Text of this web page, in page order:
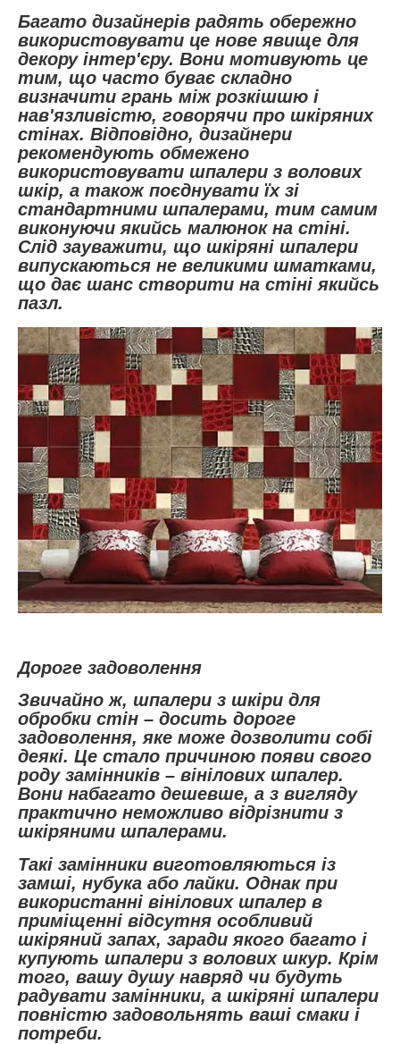
Багато дизайнерів радять обережно
використовувати це нове явище для
декору інтер'єру. Вони мотивують це
тим, що часто буває складно
визначити грань між розкішшю і
нав'язливістю, говорячи про шкіряних
стінах. Відповідно, дизайнери
рекомендують обмежено
використовувати шпалери з волових
шкір, а також поєднувати їх зі
стандартними шпалерами, тим самим
виконуючи якийсь малюнок на стіні.
Слід зауважити, що шкіряні шпалери
випускаються не великими шматками,
що дає шанс створити на стіні якийсь
пазл.
Дороге задоволення
Звичайно ж, шпалери з шкіри для
обробки стін – досить дороге
задоволення, яке може дозволити собі
деякі. Це стало причиною появи свого
роду замінників – вінілових шпалер.
Вони набагато дешевше, а з вигляду
практично неможливо відрізнити з
шкіряними шпалерами.
Такі замінники виготовляються із
замші, нубука або лайки. Однак при
використанні вінілових шпалер в
приміщенні відсутня особливий
шкіряний запах, заради якого багато і
купують шпалери з волових шкур. Крім
того, вашу душу навряд чи будуть
радувати замінники, а шкіряні шпалери
повністю задовольнять ваші смаки і
потреби.